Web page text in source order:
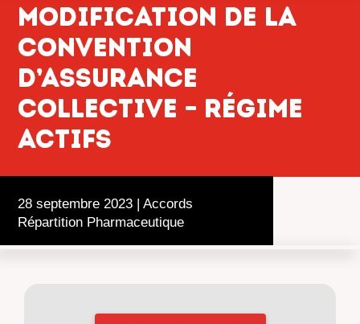
Modification de la
convention
d’assurance
collective – Régime
actifs
28 septembre 2023 | Accords
Répartition Pharmaceutique